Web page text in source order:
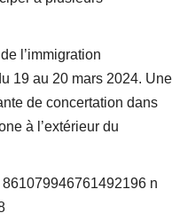
l’immigration
19 au 20 mars 2024. Une
de concertation dans
à l’extérieur du